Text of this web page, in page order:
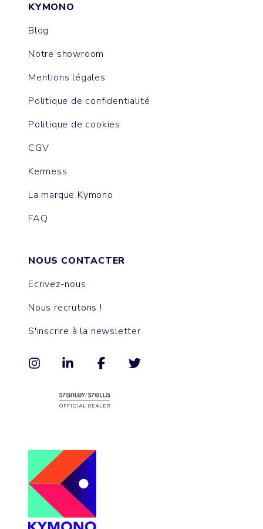
KYMONO
Blog
Notre showroom
Mentions légales
Politique de confidentialité
Politique de cookies
CGV
Kermess
La marque Kymono
FAQ
NOUS CONTACTER
Ecrivez-nous
Nous recrutons !
S'inscrire à la newsletter